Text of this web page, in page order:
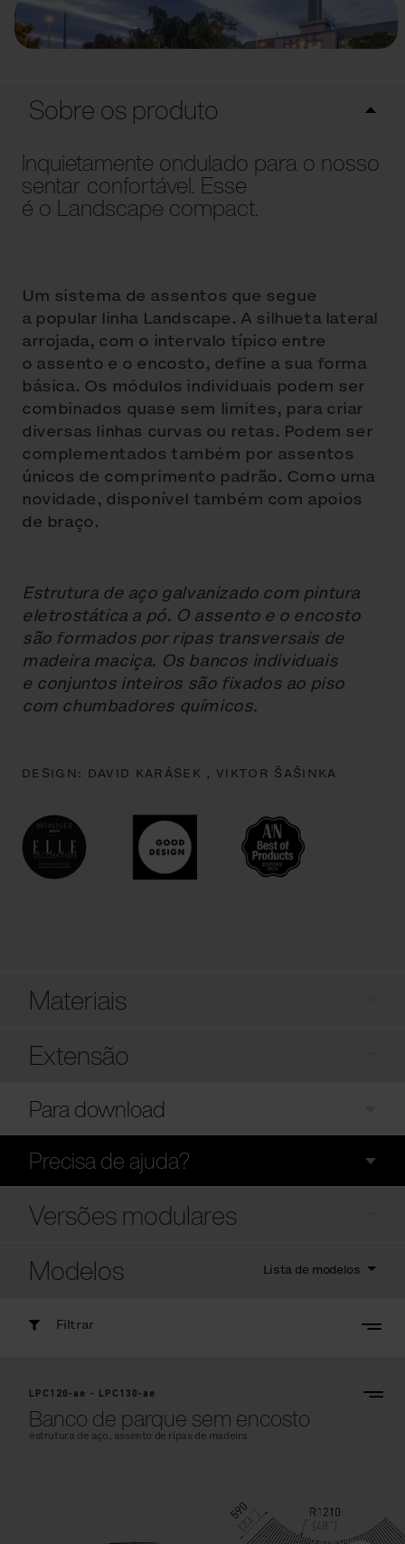
Sobre os produto
Inquietamente ondulado para o nosso
sentar confortável. Esse
é o Landscape compact.
Um sistema de assentos que segue
a popular linha Landscape. A silhueta lateral
arrojada, com o intervalo típico entre
o assento e o encosto, define a sua forma
básica. Os módulos individuais podem ser
combinados quase sem limites, para criar
diversas linhas curvas ou retas. Podem ser
complementados também por assentos
únicos de comprimento padrão. Como uma
novidade, disponível também com apoios
de braço.
Estrutura de aço galvanizado com pintura
eletrostática a pó. O assento e o encosto
são formados por ripas transversais de
madeira maciça. Os bancos individuais
e conjuntos inteiros são fixados ao piso
com chumbadores químicos.
DESIGN: DAVID KARÁSEK , VIKTOR ŠAŠINKA
Materiais
Extensão
Para download
Precisa de ajuda?
Versões modulares
Modelos
Lista de modelos
Filtrar
LPC120-ae - LPC130-ae
Banco de parque sem encosto
estrutura de aço, assento de ripas de madeira